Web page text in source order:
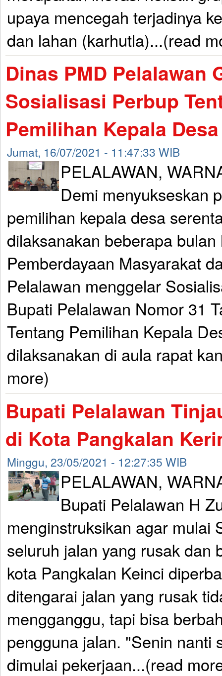
upaya mencegah terjadinya
dan lahan (karhutla)...(read
Dinas PMD Pelalawan
Sosialisasi Perbup
Pemilihan Kepala Desa
Jumat, 16/07/2021 - 11:47:33 WIB
PELALAWAN,
Demi menyukseskan
pemilihan kepala desa
dilaksanakan beberapa
Pemberdayaan Masyarakat
Pelalawan menggelar
Bupati Pelalawan Nomor 31
Tentang Pemilihan Kepala
dilaksanakan di aula rapat
more)
Bupati Pelalawan
di Kota Pangkalan
Minggu, 23/05/2021 - 12:27:35 WIB
PELALAWAN,
Bupati Pelalawan H
menginstruksikan agar mulai
seluruh jalan yang rusak dan
kota Pangkalan Keinci
ditengarai jalan yang rusak
mengganggu, tapi bisa
pengguna jalan. "Senin nanti
dimulai pekerjaan...(read